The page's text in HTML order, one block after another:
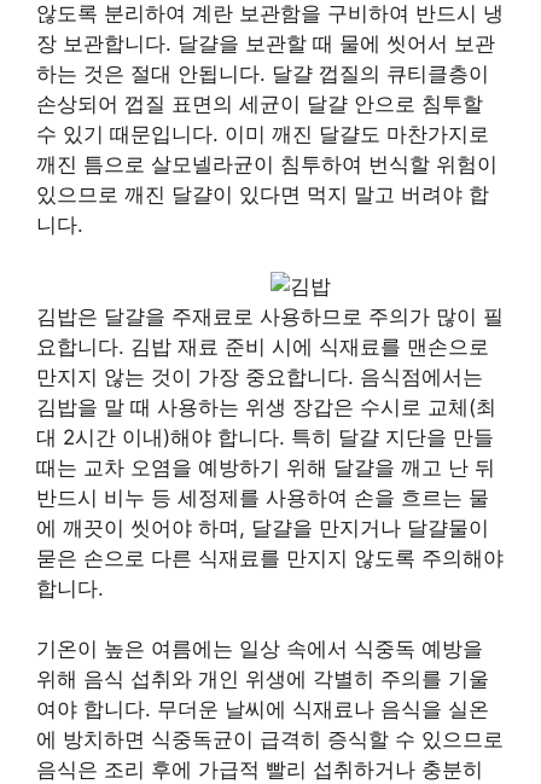
않도록 분리하여 계란 보관함을 구비하여 반드시 냉
장 보관합니다. 달걀을 보관할 때 물에 씻어서 보관
하는 것은 절대 안됩니다. 달걀 껍질의 큐티클층이
손상되어 껍질 표면의 세균이 달걀 안으로 침투할
수 있기 때문입니다. 이미 깨진 달걀도 마찬가지로
깨진 틈으로 살모넬라균이 침투하여 번식할 위험이
있으므로 깨진 달걀이 있다면 먹지 말고 버려야 합
니다.
김밥은 달걀을 주재료로 사용하므로 주의가 많이 필
요합니다. 김밥 재료 준비 시에 식재료를 맨손으로
만지지 않는 것이 가장 중요합니다. 음식점에서는
김밥을 말 때 사용하는 위생 장갑은 수시로 교체(최
대 2시간 이내)해야 합니다. 특히 달걀 지단을 만들
때는 교차 오염을 예방하기 위해 달걀을 깨고 난 뒤
반드시 비누 등 세정제를 사용하여 손을 흐르는 물
에 깨끗이 씻어야 하며, 달걀을 만지거나 달걀물이
묻은 손으로 다른 식재료를 만지지 않도록 주의해야
합니다.
기온이 높은 여름에는 일상 속에서 식중독 예방을
위해 음식 섭취와 개인 위생에 각별히 주의를 기울
여야 합니다. 무더운 날씨에 식재료나 음식을 실온
에 방치하면 식중독균이 급격히 증식할 수 있으므로
음식은 조리 후에 가급적 빨리 섭취하거나 충분히